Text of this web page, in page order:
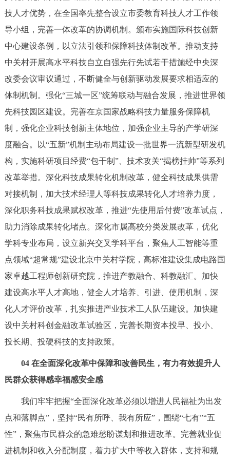
技人才优势，在全国率先整合设立市委教育科技人才工作领
导小组，完善一体改革的协调机制。颁布实施国际科技创新
中心建设条例，以立法引领和保障科技体制改革。推动支持
中关村开展高水平科技自立自强先行先试若干措施经中央深
改委会议审议通过，不断健全与创新驱动发展要求相适应的
体制机制。强化“三城一区”统筹联动与融合发展，推进世界领
先科技园区建设。完善在京国家战略科技力量服务保障机
制，强化企业科技创新主体地位，加强企业主导的产学研深
度融合。以“五新”机制主动布局建设一批世界一流新型研发机
构，实施科研项目经费“包干制”、技术攻关“揭榜挂帅”等系列
改革举措。深化科技成果转化机制改革，健全科技成果供需
对接机制，加大技术经理人等科技成果转化人才培养力度，
深化职务科技成果赋权改革，推进“先使用后付费”改革试点，
助力消除成果转化堵点。深化市属高校分类发展改革，优化
学科专业布局，设立新兴交叉学科平台，聚焦人工智能等重
点领域“超常规”建设北京中关村学院，高标准建设集成电路国
家卓越工程师创新研究院，推进产教融合、科教融汇。加快
建设高水平人才高地，健全人才培养、引进、使用机制，深
化人才评价改革，扎实推进产业技术工人队伍建设。加快建
设中关村科创金融改革试验区，完善长期资本投早、投小、
投长期、投硬科技的支持政策。
04 在全面深化改革中保障和改善民生，有力有效提升人
民群众获得感幸福感安全感
我们牢牢把握“全面深化改革必须以增进人民福祉为出发
点和落脚点”，坚持“民有所呼、我有所应”，围绕“七有”“五
性”，聚焦市民群众的急难愁盼谋划和推进改革。完善就业促
进机制和收入分配制度，着力扩大中等收入群体，支持和规